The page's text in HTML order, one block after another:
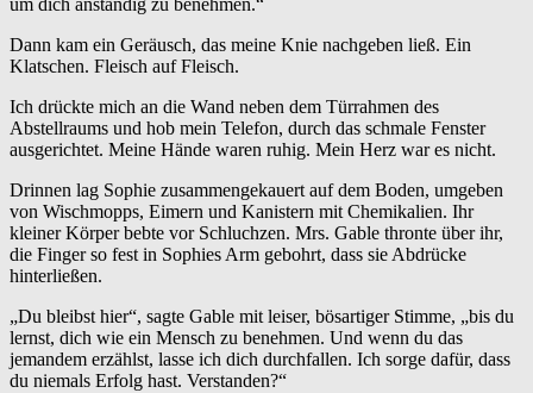
um dich anständig zu benehmen.“
Dann kam ein Geräusch, das meine Knie nachgeben ließ. Ein
Klatschen. Fleisch auf Fleisch.
Ich drückte mich an die Wand neben dem Türrahmen des
Abstellraums und hob mein Telefon, durch das schmale Fenster
ausgerichtet. Meine Hände waren ruhig. Mein Herz war es nicht.
Drinnen lag Sophie zusammengekauert auf dem Boden, umgeben
von Wischmopps, Eimern und Kanistern mit Chemikalien. Ihr
kleiner Körper bebte vor Schluchzen. Mrs. Gable thronte über ihr,
die Finger so fest in Sophies Arm gebohrt, dass sie Abdrücke
hinterließen.
„Du bleibst hier“, sagte Gable mit leiser, bösartiger Stimme, „bis du
lernst, dich wie ein Mensch zu benehmen. Und wenn du das
jemandem erzählst, lasse ich dich durchfallen. Ich sorge dafür, dass
du niemals Erfolg hast. Verstanden?“